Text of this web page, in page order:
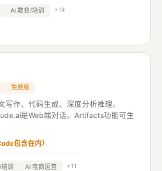
Ai 教育/培训 +14
免费版
作、代码生成、深度分析推理。
是Web端对话。Artifacts功能可生
包含在内）
训 Ai 电商运营 +11